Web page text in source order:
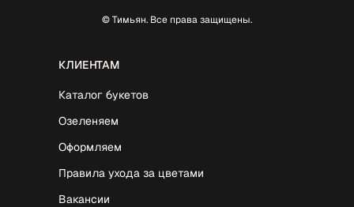
© Тимьян. Все права защищены.
КЛИЕНТАМ
Каталог букетов
Озеленяем
Оформляем
Правила ухода за цветами
Вакансии